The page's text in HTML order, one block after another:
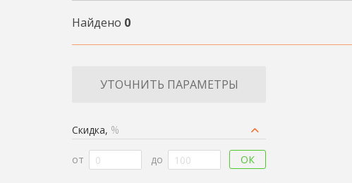
Найдено 0
УТОЧНИТЬ ПАРАМЕТРЫ
Скидка, %
от до ОК